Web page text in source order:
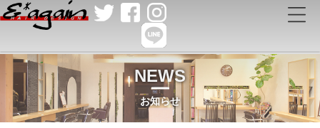
NEWS
お知らせ